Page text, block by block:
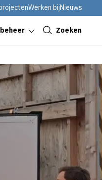
Werken bijNieuws
Zoeken